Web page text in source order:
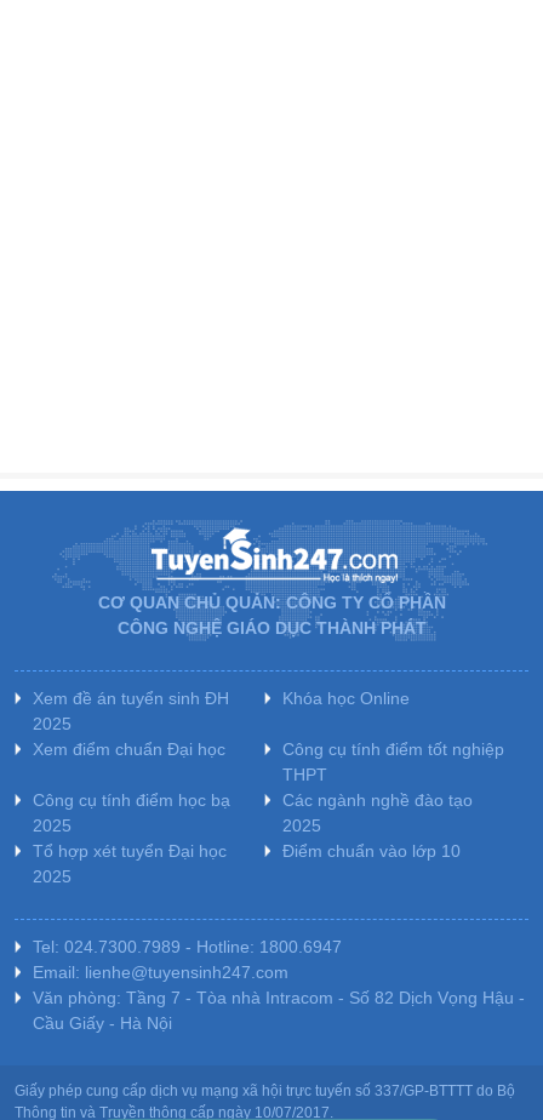
CƠ QUAN CHỦ QUẢN: CÔNG TY CỔ PHẦN
CÔNG NGHỆ GIÁO DỤC THÀNH PHÁT
Xem đề án tuyển sinh ĐH
2025
Khóa học Online
Xem điểm chuẩn Đại học
Công cụ tính điểm tốt nghiệp
THPT
Công cụ tính điểm học bạ
2025
Các ngành nghề đào tạo
2025
Tổ hợp xét tuyển Đại học
2025
Điểm chuẩn vào lớp 10
Tel: 024.7300.7989 - Hotline: 1800.6947
Email: lienhe@tuyensinh247.com
Văn phòng: Tầng 7 - Tòa nhà Intracom - Số 82 Dịch Vọng Hậu -
Cầu Giấy - Hà Nội
Giấy phép cung cấp dịch vụ mạng xã hội trực tuyến số 337/GP-BTTTT do Bộ
Thông tin và Truyền thông cấp ngày 10/07/2017.